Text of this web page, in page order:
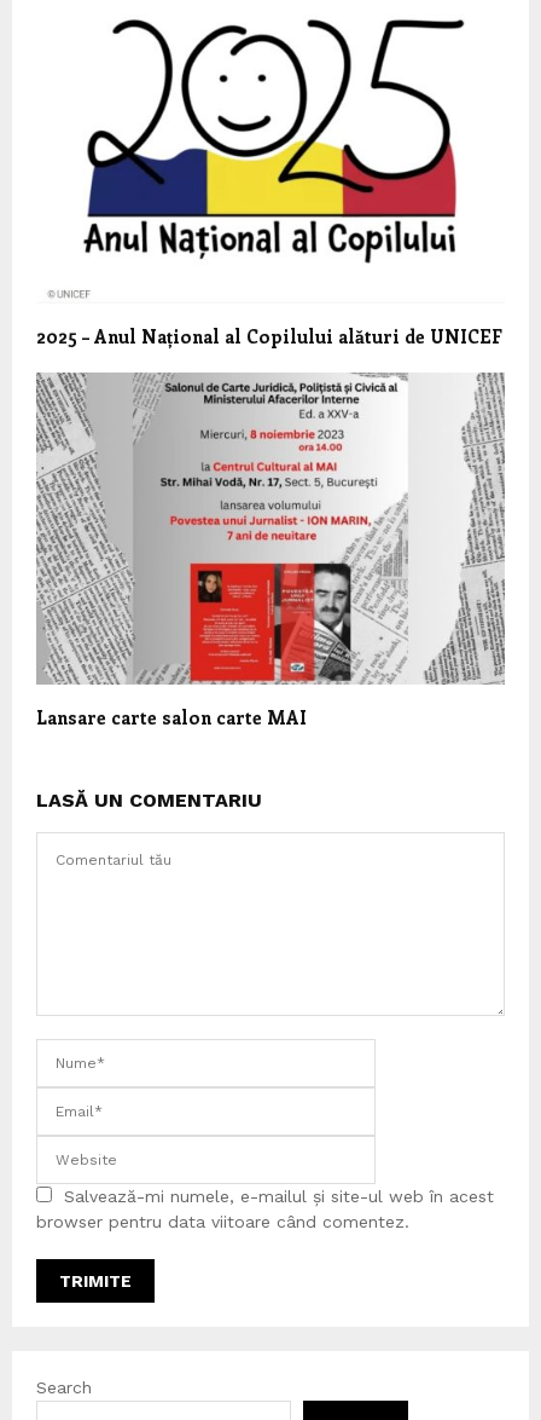
2025 – Anul Național al Copilului alături de UNICEF
Lansare carte salon carte MAI
LASĂ UN COMENTARIU
Salvează-mi numele, e-mailul și site-ul web în acest
browser pentru data viitoare când comentez.
Search